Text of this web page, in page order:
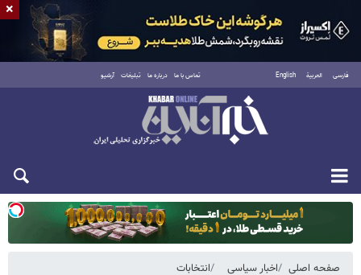
فارسی العربية English تماس با ما درباره ما تبلیغات آرشیو
دوشنبه ۱۹ مرداد ۱۴۰۵
صفحه اصلی اخبار سیاسی انتخابات
×